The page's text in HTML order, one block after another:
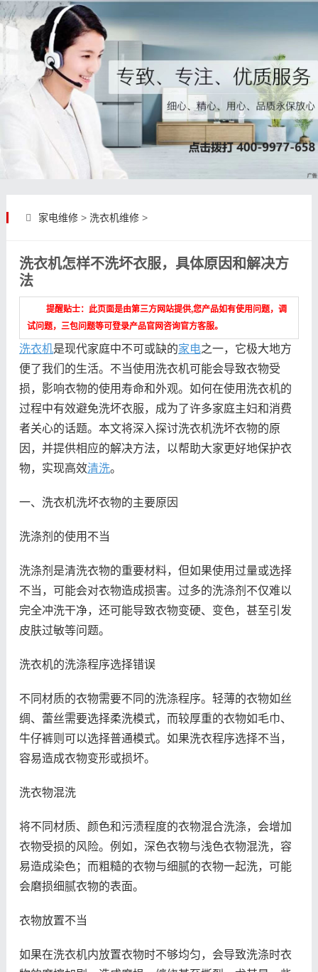
家电维修> 洗衣机维修>
洗衣机怎样不洗坏衣服，具体原因和解决方
法
提醒贴士：此页面是由第三方网站提供,您产品如有使用问题，调
试问题，三包问题等可登录产品官网咨询官方客服。
洗衣机是现代家庭中不可或缺的家电之一，它极大地方
便了我们的生活。不当使用洗衣机可能会导致衣物受
损，影响衣物的使用寿命和外观。如何在使用洗衣机的
过程中有效避免洗坏衣服，成为了许多家庭主妇和消费
者关心的话题。本文将深入探讨洗衣机洗坏衣物的原
因，并提供相应的解决方法，以帮助大家更好地保护衣
物，实现高效清洗。
一、洗衣机洗坏衣物的主要原因
洗涤剂的使用不当
洗涤剂是清洗衣物的重要材料，但如果使用过量或选择
不当，可能会对衣物造成损害。过多的洗涤剂不仅难以
完全冲洗干净，还可能导致衣物变硬、变色，甚至引发
皮肤过敏等问题。
洗衣机的洗涤程序选择错误
不同材质的衣物需要不同的洗涤程序。轻薄的衣物如丝
绸、蕾丝需要选择柔洗模式，而较厚重的衣物如毛巾、
牛仔裤则可以选择普通模式。如果洗衣程序选择不当，
容易造成衣物变形或损坏。
洗衣物混洗
将不同材质、颜色和污渍程度的衣物混合洗涤，会增加
衣物受损的风险。例如，深色衣物与浅色衣物混洗，容
易造成染色；而粗糙的衣物与细腻的衣物一起洗，可能
会磨损细腻衣物的表面。
衣物放置不当
如果在洗衣机内放置衣物时不够均匀，会导致洗涤时衣